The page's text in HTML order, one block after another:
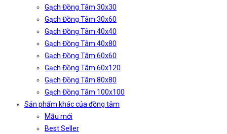
Gạch Đồng Tâm 30x30
Gạch Đồng Tâm 30x60
Gạch Đồng Tâm 40x40
Gạch Đồng Tâm 40x80
Gạch Đồng Tâm 60x60
Gạch Đồng Tâm 60x120
Gạch Đồng Tâm 80x80
Gạch Đồng Tâm 100x100
Sản phẩm khác của đồng tâm
Mẫu mới
Best Seller